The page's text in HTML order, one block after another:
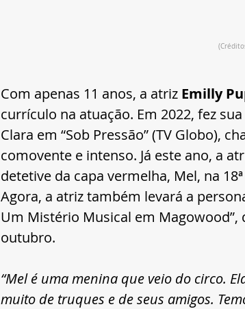
Com apenas 11 anos, a atriz Emilly
currículo na atuação. Em 2022, fez
Clara em “Sob Pressão” (TV Globo),
comovente e intenso. Já este ano, a
detetive da capa vermelha, Mel, na
Agora, a atriz também levará a
Um Mistério Musical em Magowood”,
outubro.
“Mel é uma menina que veio do circo.
muito de truques e de seus amigos.